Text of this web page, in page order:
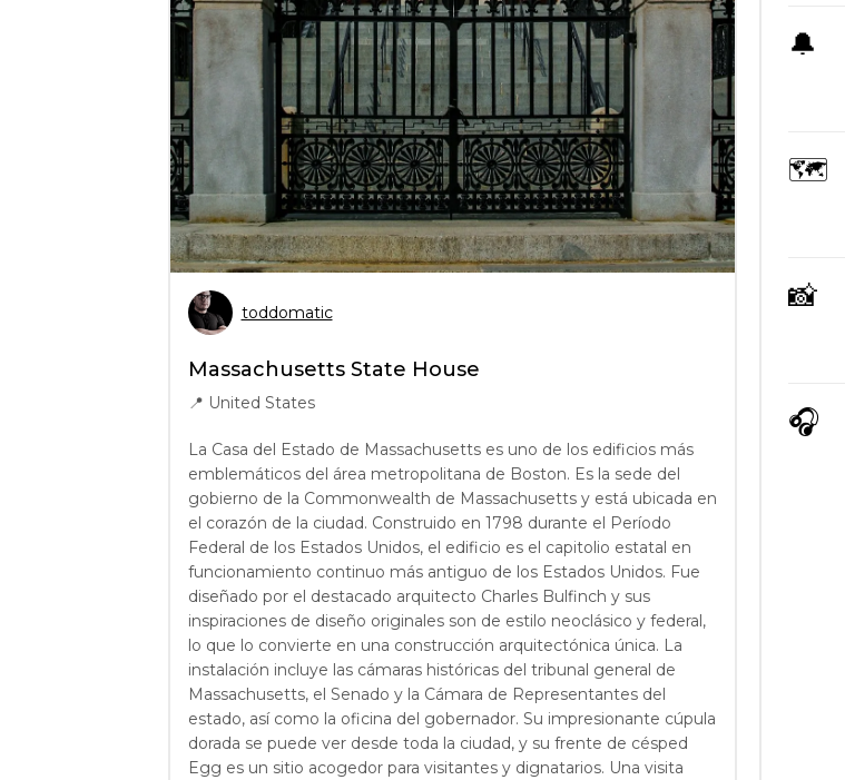
toddomatic
Massachusetts State House
📍 United States
La Casa del Estado de Massachusetts es uno de los edificios más
emblemáticos del área metropolitana de Boston. Es la sede del
gobierno de la Commonwealth de Massachusetts y está ubicada en
el corazón de la ciudad. Construido en 1798 durante el Período
Federal de los Estados Unidos, el edificio es el capitolio estatal en
funcionamiento continuo más antiguo de los Estados Unidos. Fue
diseñado por el destacado arquitecto Charles Bulfinch y sus
inspiraciones de diseño originales son de estilo neoclásico y federal,
lo que lo convierte en una construcción arquitectónica única. La
instalación incluye las cámaras históricas del tribunal general de
Massachusetts, el Senado y la Cámara de Representantes del
estado, así como la oficina del gobernador. Su impresionante cúpula
dorada se puede ver desde toda la ciudad, y su frente de césped
Egg es un sitio acogedor para visitantes y dignatarios. Una visita
🔔
🗺
📸
🎧